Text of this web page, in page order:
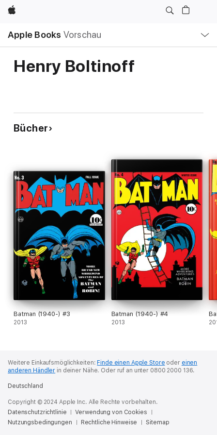
Apple
Apple Books Vorschau
Navigation
Menü
öffnen
Henry Boltinoff
Bücher
Batman (1940-) #3
2013
Batman (1940-) #4
2013
Weitere Einkaufsmöglichkeiten: Finde einen Apple Store oder einen
anderen Händler in deiner Nähe. Oder ruf an unter 0800 2000 136.
Deutschland
Copyright © 2024 Apple Inc. Alle Rechte vorbehalten.
Datenschutzrichtlinie
Verwendung von Cookies
Nutzungsbedingungen
Rechtliche Hinweise Sitemap